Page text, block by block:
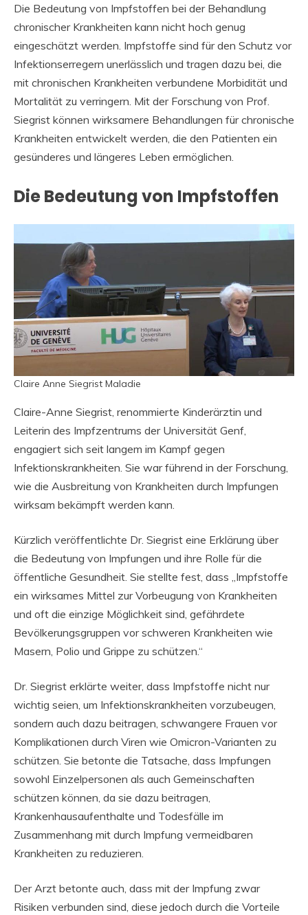
Die Bedeutung von Impfstoffen bei der Behandlung
chronischer Krankheiten kann nicht hoch genug
eingeschätzt werden. Impfstoffe sind für den Schutz vor
Infektionserregern unerlässlich und tragen dazu bei, die
mit chronischen Krankheiten verbundene Morbidität und
Mortalität zu verringern. Mit der Forschung von Prof.
Siegrist können wirksamere Behandlungen für chronische
Krankheiten entwickelt werden, die den Patienten ein
gesünderes und längeres Leben ermöglichen.
Die Bedeutung von Impfstoffen
Claire Anne Siegrist Maladie
Claire-Anne Siegrist, renommierte Kinderärztin und
Leiterin des Impfzentrums der Universität Genf,
engagiert sich seit langem im Kampf gegen
Infektionskrankheiten. Sie war führend in der Forschung,
wie die Ausbreitung von Krankheiten durch Impfungen
wirksam bekämpft werden kann.
Kürzlich veröffentlichte Dr. Siegrist eine Erklärung über
die Bedeutung von Impfungen und ihre Rolle für die
öffentliche Gesundheit. Sie stellte fest, dass „Impfstoffe
ein wirksames Mittel zur Vorbeugung von Krankheiten
und oft die einzige Möglichkeit sind, gefährdete
Bevölkerungsgruppen vor schweren Krankheiten wie
Masern, Polio und Grippe zu schützen.“
Dr. Siegrist erklärte weiter, dass Impfstoffe nicht nur
wichtig seien, um Infektionskrankheiten vorzubeugen,
sondern auch dazu beitragen, schwangere Frauen vor
Komplikationen durch Viren wie Omicron-Varianten zu
schützen. Sie betonte die Tatsache, dass Impfungen
sowohl Einzelpersonen als auch Gemeinschaften
schützen können, da sie dazu beitragen,
Krankenhausaufenthalte und Todesfälle im
Zusammenhang mit durch Impfung vermeidbaren
Krankheiten zu reduzieren.
Der Arzt betonte auch, dass mit der Impfung zwar
Risiken verbunden sind, diese jedoch durch die Vorteile